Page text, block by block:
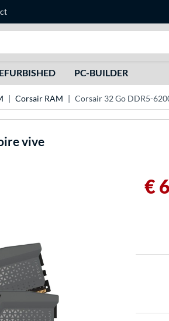
PC-BUILDER
Corsair RAM Corsair 32 Go DDR5-
vive
€